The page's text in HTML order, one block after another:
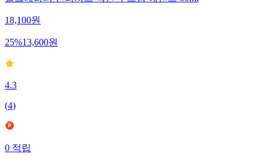
18,100원
25%13,600원
4.3
(4)
0적립